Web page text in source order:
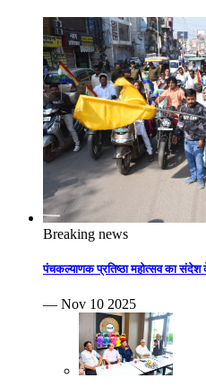
Breaking news
पंचकल्याणक प्रतिष्ठा महोत्सव का संदेश
— Nov 10 2025